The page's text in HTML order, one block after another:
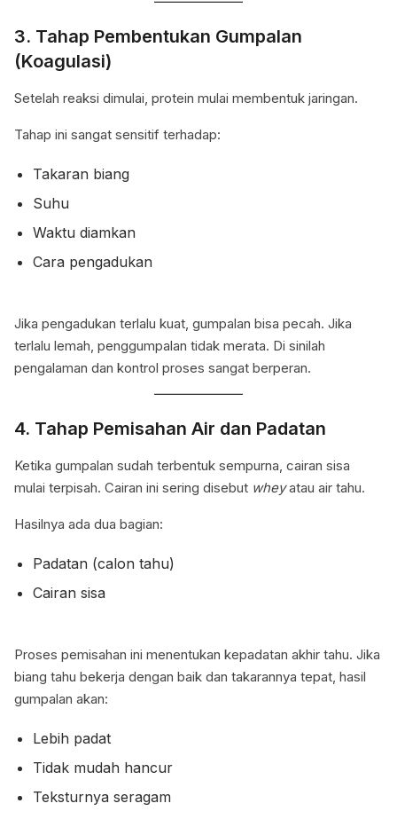
3. Tahap Pembentukan Gumpalan
(Koagulasi)
Setelah reaksi dimulai, protein mulai membentuk jaringan.
Tahap ini sangat sensitif terhadap:
Takaran biang
Suhu
Waktu diamkan
Cara pengadukan
Jika pengadukan terlalu kuat, gumpalan bisa pecah. Jika
terlalu lemah, penggumpalan tidak merata. Di sinilah
pengalaman dan kontrol proses sangat berperan.
4. Tahap Pemisahan Air dan Padatan
Ketika gumpalan sudah terbentuk sempurna, cairan sisa
mulai terpisah. Cairan ini sering disebut wheyatau air tahu.
Hasilnya ada dua bagian:
Padatan (calon tahu)
Cairan sisa
Proses pemisahan ini menentukan kepadatan akhir tahu. Jika
biang tahu bekerja dengan baik dan takarannya tepat, hasil
gumpalan akan:
Lebih padat
Tidak mudah hancur
Teksturnya seragam